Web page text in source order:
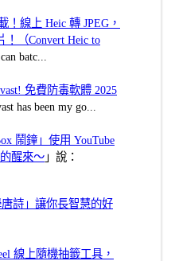
！線上 Heic 轉 JPEG，
！（Convert Heic to
batc...
免費防毒軟體 2025
has been my go...
鬧鐘」使用 YouTube
醒來～ 」說：
唐詩」讓你長智慧的好
線上隨機抽籤工具，